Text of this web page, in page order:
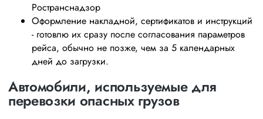
Ространснадзор
Оформление накладной, сертификатов и инструкций
- готовлю их сразу после согласования параметров
рейса, обычно не позже, чем за 5 календарных
дней до загрузки.
Автомобили, используемые для
перевозки опасных грузов